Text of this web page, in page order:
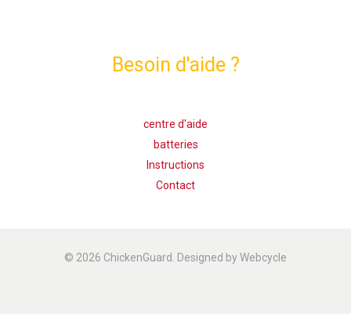
Besoin d'aide ?
centre d'aide
batteries
Instructions
Contact
© 2026 ChickenGuard. Designed by Webcycle